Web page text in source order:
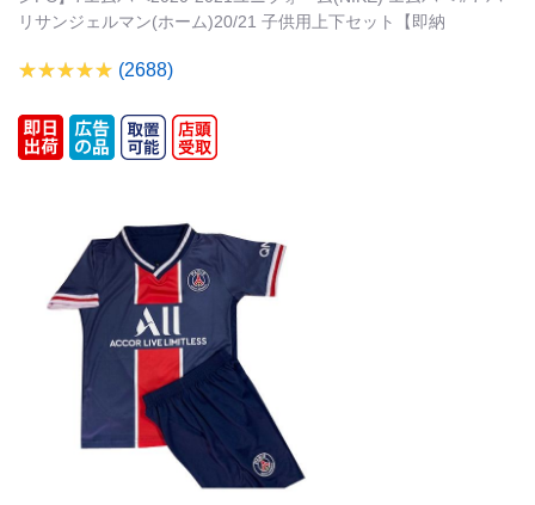
リサンジェルマン(ホーム)20/21 子供用上下セット【即納
(2688)